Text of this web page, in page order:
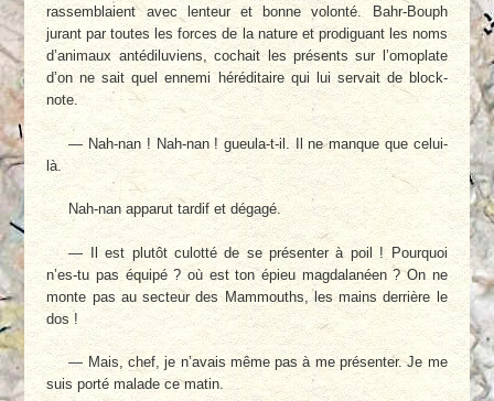
rassemblaient avec lenteur et bonne volonté. Bahr-Bouph
jurant par toutes les forces de la nature et prodiguant les noms
d’animaux antédiluviens, cochait les présents sur l’omoplate
d’on ne sait quel ennemi héréditaire qui lui servait de block-
note.
— Nah-nan ! Nah-nan ! gueula-t-il. Il ne manque que celui-
là.
Nah-nan apparut tardif et dégagé.
— Il est plutôt culotté de se présenter à poil ! Pourquoi
n’es-tu pas équipé ? où est ton épieu magdalanéen ? On ne
monte pas au secteur des Mammouths, les mains derrière le
dos !
— Mais, chef, je n’avais même pas à me présenter. Je me
suis porté malade ce matin.